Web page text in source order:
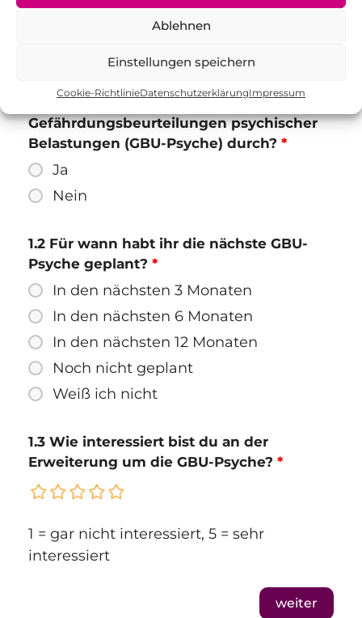
Ablehnen
Einstellungen speichern
Cookie-RichtlinieDatenschutzerklärungImpressum
1. GBU-Psyche
1.1 Führt euer Unternehmen
Gefährdungsbeurteilungen psychischer
Belastungen (GBU-Psyche) durch? *
Ja
Nein
1.2 Für wann habt ihr die nächste GBU-
Psyche geplant? *
In den nächsten 3 Monaten
In den nächsten 6 Monaten
In den nächsten 12 Monaten
Noch nicht geplant
Weiß ich nicht
1.3 Wie interessiert bist du an der
Erweiterung um die GBU-Psyche? *
1 = gar nicht interessiert, 5 = sehr
interessiert